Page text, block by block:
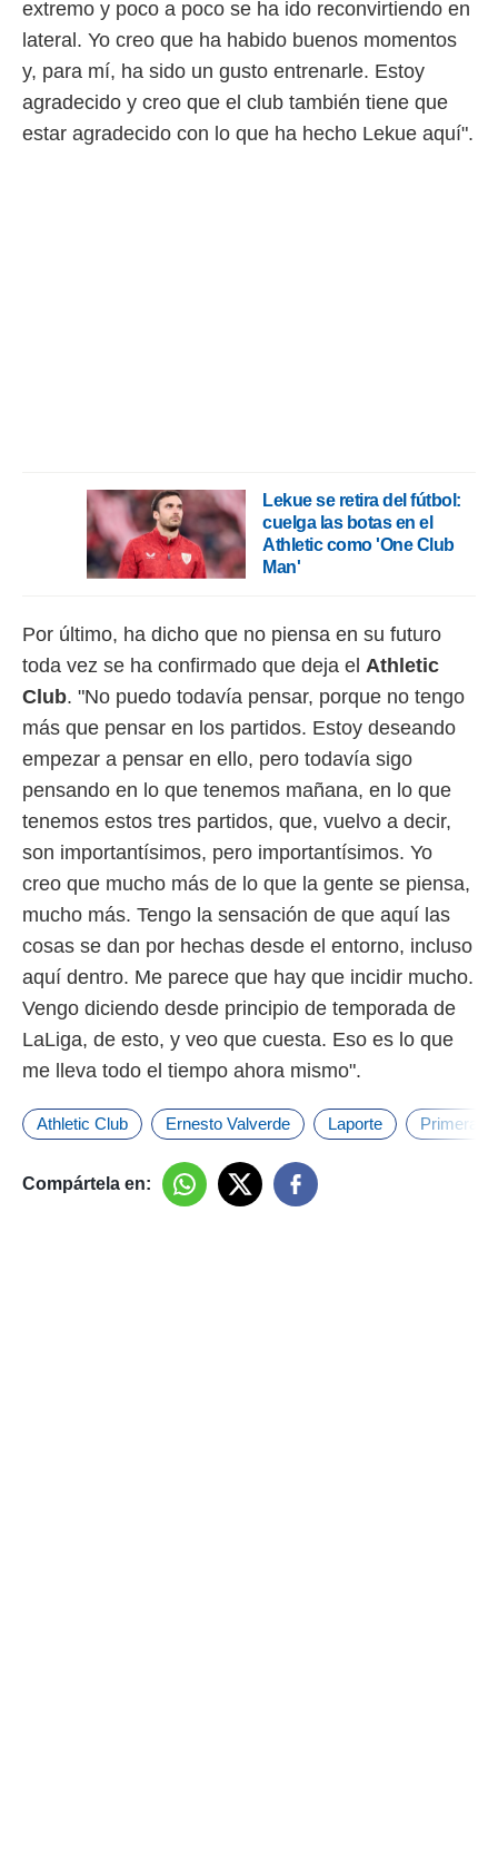
extremo y poco a poco se ha ido reconvirtiendo en
lateral. Yo creo que ha habido buenos momentos
y, para mí, ha sido un gusto entrenarle. Estoy
agradecido y creo que el club también tiene que
estar agradecido con lo que ha hecho Lekue aquí".
Lekue se retira del fútbol:
cuelga las botas en el
Athletic como 'One Club
Man'
Por último, ha dicho que no piensa en su futuro
toda vez se ha confirmado que deja el Athletic
Club. "No puedo todavía pensar, porque no tengo
más que pensar en los partidos. Estoy deseando
empezar a pensar en ello, pero todavía sigo
pensando en lo que tenemos mañana, en lo que
tenemos estos tres partidos, que, vuelvo a decir,
son importantísimos, pero importantísimos. Yo
creo que mucho más de lo que la gente se piensa,
mucho más. Tengo la sensación de que aquí las
cosas se dan por hechas desde el entorno, incluso
aquí dentro. Me parece que hay que incidir mucho.
Vengo diciendo desde principio de temporada de
LaLiga, de esto, y veo que cuesta. Eso es lo que
me lleva todo el tiempo ahora mismo".
Athletic Club Ernesto Valverde Laporte Primera
Compártela en: